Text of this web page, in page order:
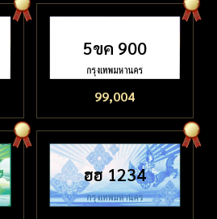
5ขค 900
99,004
ฮฮ 1234